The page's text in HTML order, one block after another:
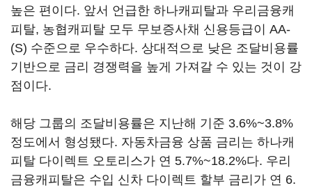
높은 편이다. 앞서 언급한 하나캐피탈과 우리금융캐
피탈, 농협캐피탈 모두 무보증사채 신용등급이 AA-
(S) 수준으로 우수하다. 상대적으로 낮은 조달비용률
기반으로 금리 경쟁력을 높게 가져갈 수 있는 것이 강
점이다.
해당 그룹의 조달비용률은 지난해 기준 3.6%~3.8%
정도에서 형성됐다. 자동차금융 상품 금리는 하나캐
피탈 다이렉트 오토리스가 연 5.7%~18.2%다. 우리
금융캐피탈은 수입 신차 다이렉트 할부 금리가 연 6.